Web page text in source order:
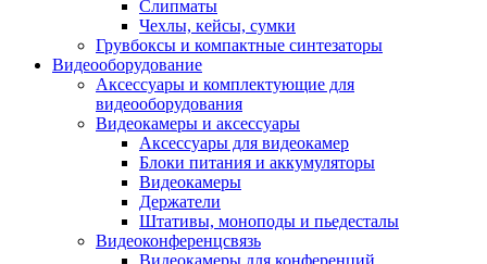
Слипматы
Чехлы, кейсы, сумки
Грувбоксы и компактные синтезаторы
Видеооборудование
Аксессуары и комплектующие для
видеооборудования
Видеокамеры и аксессуары
Аксессуары для видеокамер
Блоки питания и аккумуляторы
Видеокамеры
Держатели
Штативы, моноподы и пьедесталы
Видеоконференцсвязь
Видеокамеры для конференций